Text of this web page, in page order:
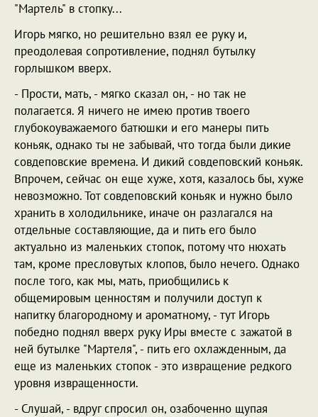
"Мартель" в стопку...
Игорь мягко, но решительно взял ее руку и,
преодолевая сопротивление, поднял бутылку
горлышком вверх.
- Прости, мать, - мягко сказал он, - но так не
полагается. Я ничего не имею против твоего
глубокоуважаемого батюшки и его манеры пить
коньяк, однако ты не забывай, что тогда были дикие
совдеповские времена. И дикий совдеповский коньяк.
Впрочем, сейчас он еще хуже, хотя, казалось бы, хуже
невозможно. Тот совдеповский коньяк и нужно было
хранить в холодильнике, иначе он разлагался на
отдельные составляющие, да и пить его было
актуально из маленьких стопок, потому что нюхать
там, кроме пресловутых клопов, было нечего. Однако
после того, как мы, мать, приобщились к
общемировым ценностям и получили доступ к
напитку благородному и ароматному, - тут Игорь
победно поднял вверх руку Иры вместе с зажатой в
ней бутылке "Мартеля", - пить его охлажденным, да
еще из маленьких стопок - это извращение редкого
уровня извращенности.
- Слушай, - вдруг спросил он, озабоченно щупая